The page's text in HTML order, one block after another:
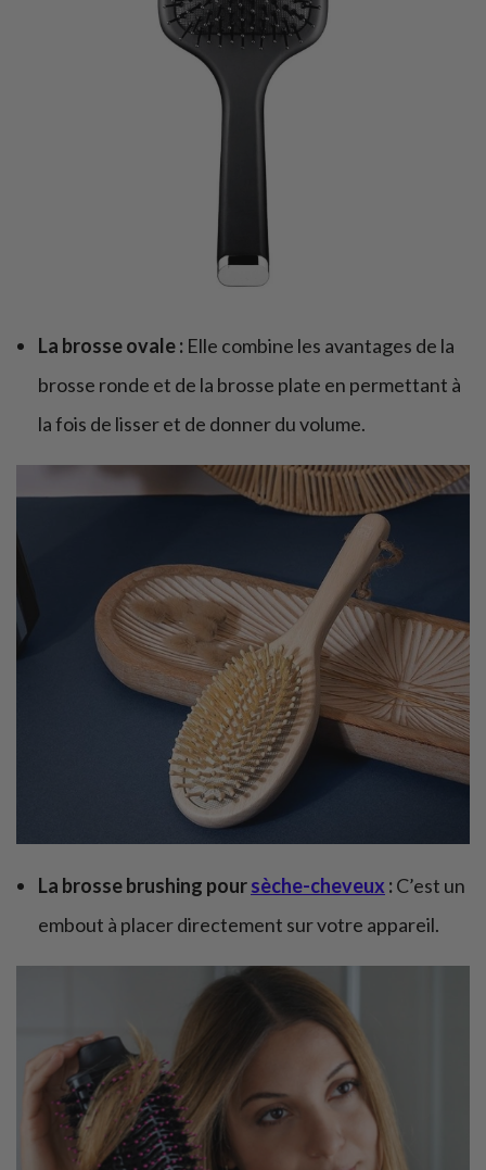
La brosse ovale : Elle combine les avantages de la
brosse ronde et de la brosse plate en permettant à
la fois de lisser et de donner du volume.
La brosse brushing poursèche-cheveux :C’est un
embout à placer directement sur votre appareil.